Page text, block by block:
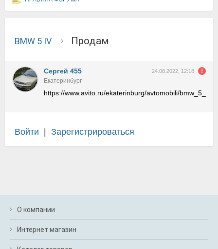
BMW 5 IV продам
Сергей 455 24.08.2022, 12:18
Екатеринбург
https://www.avito.ru/ekaterinburg/avtomobili/
Войти Зарегистрироваться
О компании
Интернет магазин